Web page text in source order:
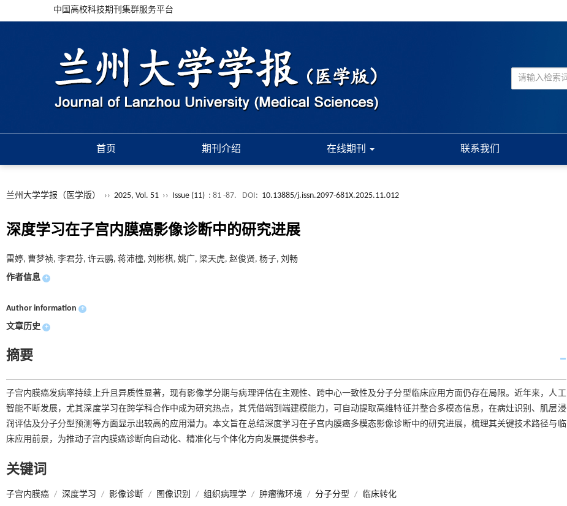
中国高校科技期刊集群服务平台
首页 期刊介绍 在线期刊 联系我们
兰州大学学报（医学版） ›› 2025, Vol. 51 ›› Issue (11) : 81 -87. DOI: 10.13885/j.issn.2097-681X.2025.11.012
深度学习在子宫内膜癌影像诊断中的研究进展
雷婷, 曹梦祯, 李君芬, 许云鹏, 蒋沛橦, 刘彬棋, 姚广, 梁天虎, 赵俊贤, 杨子, 刘畅
作者信息 +
Author information +
文章历史 +
摘要
子宫内膜癌发病率持续上升且异质性显著，现有影像学分期与病理评估在主观性、跨中心一致性及分子分型临床应用方面仍存在局限。近年来，人工
智能不断发展，尤其深度学习在跨学科合作中成为研究热点，其凭借端到端建模能力，可自动提取高维特征并整合多模态信息，在病灶识别、肌层浸
润评估及分子分型预测等方面显示出较高的应用潜力。本文旨在总结深度学习在子宫内膜癌多模态影像诊断中的研究进展，梳理其关键技术路径与临
床应用前景，为推动子宫内膜癌诊断向自动化、精准化与个体化方向发展提供参考。
关键词
子宫内膜癌 / 深度学习 / 影像诊断 / 图像识别 / 组织病理学 / 肿瘤微环境 / 分子分型 / 临床转化